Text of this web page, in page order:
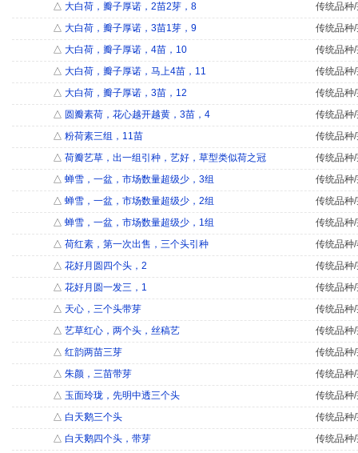
△ 大白荷，瓣子厚诺，2苗2芽，8
传统品种
△ 大白荷，瓣子厚诺，3苗1芽，9
传统品种
△ 大白荷，瓣子厚诺，4苗，10
传统品种
△ 大白荷，瓣子厚诺，马上4苗，11
传统品种
△ 大白荷，瓣子厚诺，3苗，12
传统品种
△ 圆瓣素荷，花心越开越黄，3苗，4
传统品种
△ 粉荷素三组，11苗
传统品种
△ 荷瓣艺草，出一组引种，艺好，草型类似荷之冠
传统品种
△ 蝉雪，一盆，市场数量超级少，3组
传统品种
△ 蝉雪，一盆，市场数量超级少，2组
传统品种
△ 蝉雪，一盆，市场数量超级少，1组
传统品种
△ 荷红素，第一次出售，三个头引种
传统品种
△ 花好月圆四个头，2
传统品种
△ 花好月圆一发三，1
传统品种
△ 天心，三个头带芽
传统品种
△ 艺草红心，两个头，丝稿艺
传统品种
△ 红韵两苗三芽
传统品种
△ 朱颜，三苗带芽
传统品种
△ 玉面玲珑，先明中透三个头
传统品种
△ 白天鹅三个头
传统品种
△ 白天鹅四个头，带芽
传统品种